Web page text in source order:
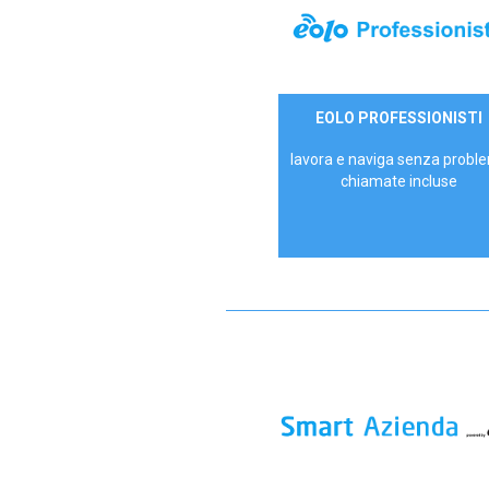
35,00 €/mese
EOLO PROFESSIONISTI
lavora e naviga senza
chiamate incluse